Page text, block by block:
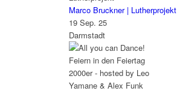
Marco Bruckner | Lutherprojekt
19 Sep. 25
Darmstadt